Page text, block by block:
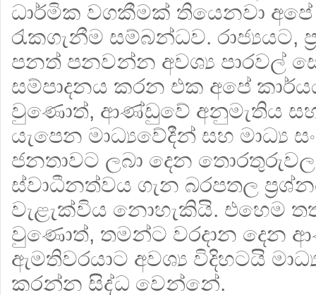
ධාර්මික වගකීමක් තියෙනවා
රැකගැනීම සම්බන්ධව. රාජ්‍යයට,
පනත් පනවන්න අවශ්‍ය පාරවල්
සම්පාදනය කරන එක අපේ
වුණොත්, ආණ්ඩුවේ අනුමැතිය සහ
යැපෙන මාධ්‍යවේදීන් සහ මාධ්‍ය
ජනතාවට ලබා දෙන
ස්වාධීනත්වය ගැන බරපතල
වැළැක්විය නොහැකියි. එහෙම
වුණොත්, තමන්ට වරදාන දෙන
ඇමතිවරයාට අවශ්‍ය විදිහටයි
කරන්න සිද්ධ වෙන්නේ.